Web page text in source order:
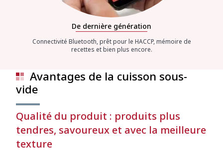
De dernière génération
Connectivité Bluetooth, prêt pour le HACCP, mémoire de
recettes et bien plus encore.
Avantages de la cuisson sous-
vide
Qualité du produit : produits plus
tendres, savoureux et avec la meilleure
texture